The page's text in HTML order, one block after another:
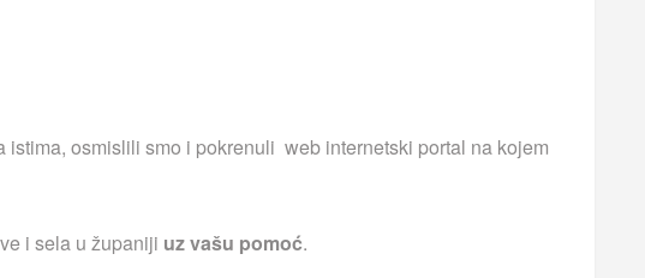
osmislili smo i pokrenuli web internetski portal na kojem
i sela u županiji uz vašu pomoć.